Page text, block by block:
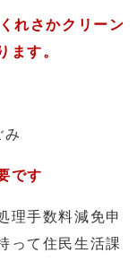
れさかクリーン
ます。
み
です
理手数料減免申
って住民生活課